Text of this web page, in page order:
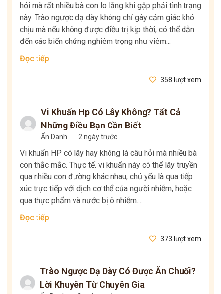
hỏi mà rất nhiều bà con lo lắng khi gặp phải tình trạng
này. Trào ngược dạ dày không chỉ gây cảm giác khó
chịu mà nếu không được điều trị kịp thời, có thể dẫn
đến các biến chứng nghiêm trọng như viêm...
Đọc tiếp
358 lượt xem
Vi Khuẩn Hp Có Lây Không? Tất Cả
Những Điều Bạn Cần Biết
Ẩn Danh 2 ngày trước
Vi khuẩn HP có lây hay không là câu hỏi mà nhiều bà
con thắc mắc. Thực tế, vi khuẩn này có thể lây truyền
qua nhiều con đường khác nhau, chủ yếu là qua tiếp
xúc trực tiếp với dịch cơ thể của người nhiễm, hoặc
qua thực phẩm và nước bị ô nhiễm....
Đọc tiếp
373 lượt xem
Trào Ngược Dạ Dày Có Được Ăn Chuối?
Lời Khuyên Từ Chuyên Gia